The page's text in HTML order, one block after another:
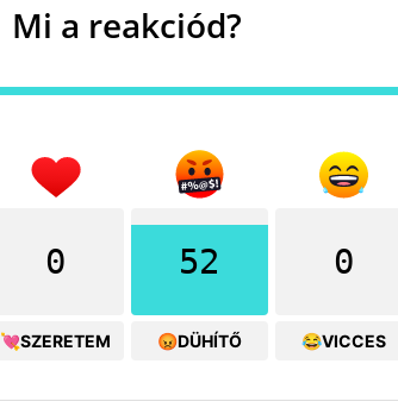
Mi a reakciód?
0
💘SZERETEM
52
😡DÜHÍTŐ
0
😂VICCES